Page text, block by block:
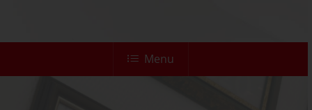
Menu